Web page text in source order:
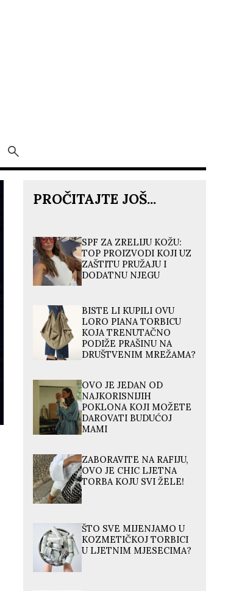
PROČITAJTE JOŠ...
SPF ZA ZRELIJU KOŽU:
TOP PROIZVODI KOJI UZ
ZAŠTITU PRUŽAJU I
DODATNU NJEGU
BISTE LI KUPILI OVU
LORO PIANA TORBICU
KOJA TRENUTAČNO
PODIŽE PRAŠINU NA
DRUŠTVENIM MREŽAMA?
OVO JE JEDAN OD
NAJKORISNIJIH
POKLONA KOJI MOŽETE
DAROVATI BUDUĆOJ
MAMI
ZABORAVITE NA RAFIJU,
OVO JE CHIC LJETNA
TORBA KOJU SVI ŽELE!
ŠTO SVE MIJENJAMO U
KOZMETIČKOJ TORBICI
U LJETNIM MJESECIMA?